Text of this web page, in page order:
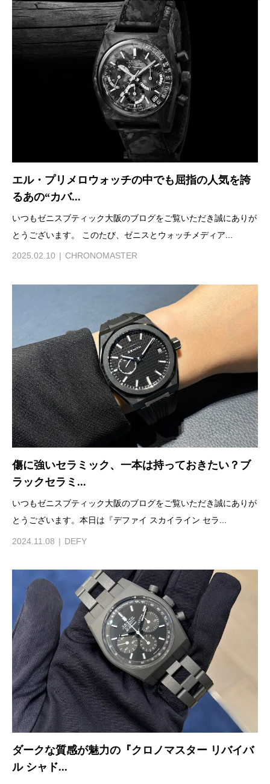
エル・プリメロウォッチの中でも屈指の人気を誇
るあの“カバ...
いつもゼニスブティック大阪のブログをご覧いただき誠にありが
とうございます。 このたび、ゼニスとウォッチメディア...
2025.02.10 CHRONOMASTER
傷に強いセラミック、一本は持っておきたい？ブ
ラックセラミ...
いつもゼニスブティック大阪のブログをご覧いただき誠にありが
とうございます。本日は『デファイ スカイライン セラ...
2024.11.08 DEFY
ダークな質感が魅力の『クロノマスター リバイバ
ル シャド...